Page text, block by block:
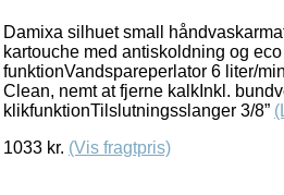
Damixa silhuet small
kartouche med antiskoldning og
funktionVandspareperlator 6 liter/
Clean, nemt at fjerne kalkInkl.
klikfunktionTilslutningsslanger 3/8”
1033 kr. (Vis fragtpris)